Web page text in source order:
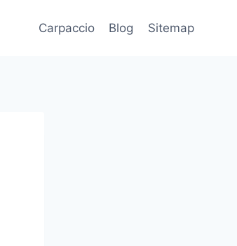
Carpaccio Blog Sitemap